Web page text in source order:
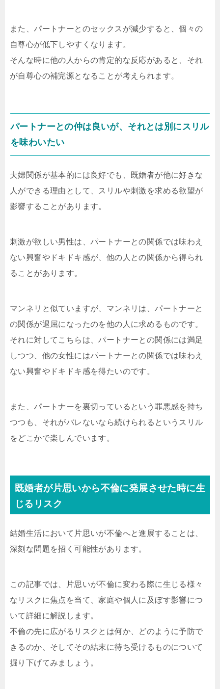
また、パートナーとのセックスが減少すると、個々の
自尊心が低下しやすくなります。
そんな時に他の人からの肯定的な反応があると、それ
が自尊心の補完源となることが考えられます。
パートナーとの仲は良いが、それとは別にスリル
を味わいたい
夫婦関係が基本的には良好でも、既婚者が他に好きな
人ができる理由として、スリルや刺激を求める欲望が
影響することがあります。
刺激が欲しい男性は、パートナーとの関係では味わえ
ない興奮やドキドキ感が、他の人との関係から得られ
ることがあります。
マンネリと似ていますが、マンネリは、パートナーと
の関係が退屈になったのを他の人に求めるものです。
それに対してこちらは、パートナーとの関係には満足
しつつ、他の女性にはパートナーとの関係では味わえ
ない興奮やドキドキ感を得たいのです。
また、パートナーを裏切っているという罪悪感を持ち
つつも、それがバレないなら続けられるというスリル
をどこかで楽しんでいます。
既婚者が片思いから不倫に発展させた時に生
じるリスク
結婚生活において片思いが不倫へと進展することは、
深刻な問題を招く可能性があります。
この記事では、片思いが不倫に変わる際に生じる様々
なリスクに焦点を当て、家庭や個人に及ぼす影響につ
いて詳細に解説します。
不倫の先に広がるリスクとは何か、どのように予防で
きるのか、そしてその結末に待ち受けるものについて
掘り下げてみましょう。